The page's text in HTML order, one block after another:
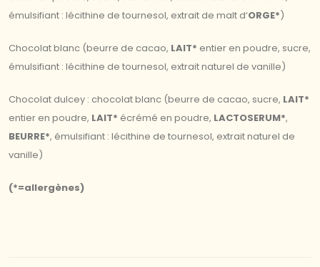
émulsifiant : lécithine de tournesol, extrait de malt d‘ORGE*)
Chocolat blanc (beurre de cacao, LAIT* entier en poudre, sucre,
émulsifiant : lécithine de tournesol, extrait naturel de vanille)
Chocolat dulcey : chocolat blanc (beurre de cacao, sucre, LAIT*
entier en poudre, LAIT* écrémé en poudre, LACTOSERUM*,
BEURRE*, émulsifiant : lécithine de tournesol, extrait naturel de
vanille)
(*=allergènes)